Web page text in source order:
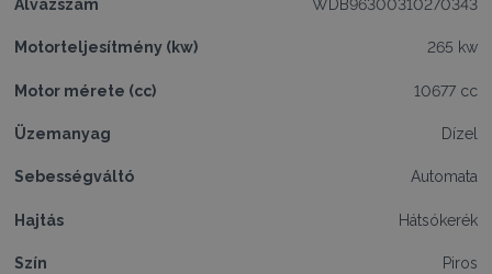
Alvázszám WDB96300310270343
Motorteljesítmény (kw) 265 kw
Motor mérete (cc) 10677 cc
Üzemanyag Dízel
Sebességváltó Automata
Hajtás Hátsókerék
Szín Piros